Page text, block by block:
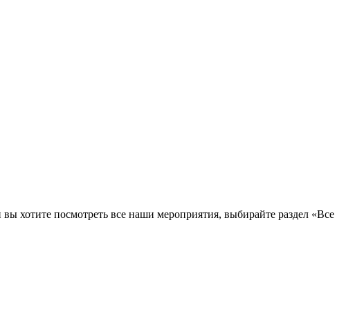
хотите посмотреть все наши мероприятия, выбирайте раздел «Все